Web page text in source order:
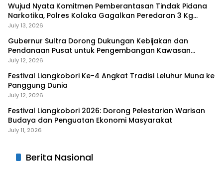
Wujud Nyata Komitmen Pemberantasan Tindak Pidana
Narkotika, Polres Kolaka Gagalkan Peredaran 3 Kg
Sabu-Sabu
July 13, 2026
Gubernur Sultra Dorong Dukungan Kebijakan dan
Pendanaan Pusat untuk Pengembangan Kawasan
Liangkobhori
July 12, 2026
Festival Liangkobori Ke-4 Angkat Tradisi Leluhur Muna ke
Panggung Dunia
July 12, 2026
Festival Liangkobori 2026: Dorong Pelestarian Warisan
Budaya dan Penguatan Ekonomi Masyarakat
July 11, 2026
Berita Nasional